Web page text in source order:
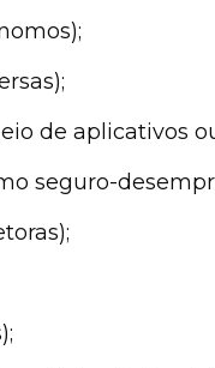
de aplicativos
seguro-